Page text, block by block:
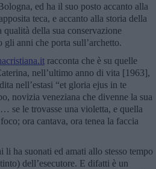
ed ha il suo posto accanto alla
teca, e accanto alla storia della
qualità della sua conservazione
gli anni che porta sull’archetto.
racconta che è su quelle
nell’ultimo anno di vita [1963],
nell’estasi “et gloria ejus in te
novizia veneziana che divenne la sua
se le trovasse una violetta, e quella
ora cantava, ora tenea la faccia
ha suonati ed amati allo stesso tempo
dell’esecutore. E difatti è un